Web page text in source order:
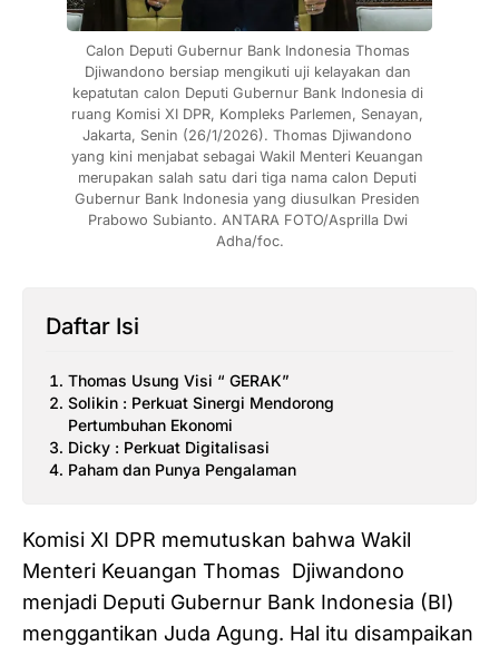
Calon Deputi Gubernur Bank Indonesia Thomas
Djiwandono bersiap mengikuti uji kelayakan dan
kepatutan calon Deputi Gubernur Bank Indonesia di
ruang Komisi XI DPR, Kompleks Parlemen, Senayan,
Jakarta, Senin (26/1/2026). Thomas Djiwandono
yang kini menjabat sebagai Wakil Menteri Keuangan
merupakan salah satu dari tiga nama calon Deputi
Gubernur Bank Indonesia yang diusulkan Presiden
Prabowo Subianto. ANTARA FOTO/Asprilla Dwi
Adha/foc.
Daftar Isi
Thomas Usung Visi “ GERAK”
Solikin : Perkuat Sinergi Mendorong
Pertumbuhan Ekonomi
Dicky : Perkuat Digitalisasi
Paham dan Punya Pengalaman
Komisi XI DPR memutuskan bahwa Wakil
Menteri Keuangan Thomas Djiwandono
menjadi Deputi Gubernur Bank Indonesia (BI)
menggantikan Juda Agung. Hal itu disampaikan